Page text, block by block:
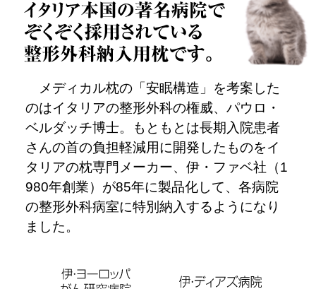
メディカル枕の「安眠構造」を考案した
のはイタリアの整形外科の権威、パウロ・
ベルダッチ博士。もともとは長期入院患者
さんの首の負担軽減用に開発したものをイ
タリアの枕専門メーカー、伊・ファベ社（1
980年創業）が85年に製品化して、各病院
の整形外科病室に特別納入するようになり
ました。